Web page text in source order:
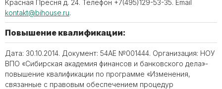
Красная Пресня д. 24. Телефон ‪+7(495)129-53-35. Email
kontakt@bihouse.ru.
Повышение квалификации:
Дата: 30.10.2014. Документ: 54АЕ №001444. Организация: НОУ
ВПО «Сибирская академия финансов и банковского дела»-
повышение квалификации по программе «Изменения,
связанные с правовым обеспечением процедур